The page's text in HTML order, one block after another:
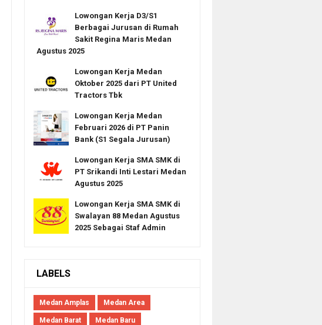
Lowongan Kerja D3/S1
Berbagai Jurusan di Rumah
Sakit Regina Maris Medan
Agustus 2025
Lowongan Kerja Medan
Oktober 2025 dari PT United
Tractors Tbk
Lowongan Kerja Medan
Februari 2026 di PT Panin
Bank (S1 Segala Jurusan)
Lowongan Kerja SMA SMK di
PT Srikandi Inti Lestari Medan
Agustus 2025
Lowongan Kerja SMA SMK di
Swalayan 88 Medan Agustus
2025 Sebagai Staf Admin
LABELS
Medan Amplas Medan Area
Medan Barat Medan Baru